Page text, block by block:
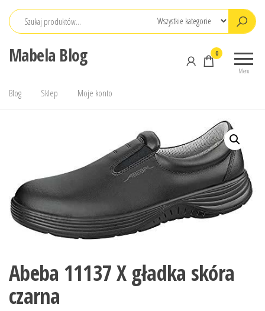
Przejdź
Mabela Blog
Menu
0
Blog Sklep Moje konto
Abeba 11137 X gładka skóra
czarna